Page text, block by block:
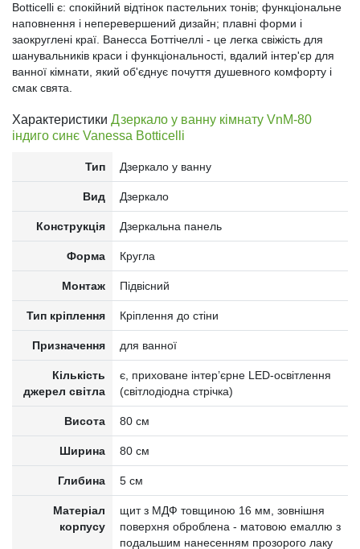
Botticelli є: спокійний відтінок пастельних тонів; функціональне
наповнення і неперевершений дизайн; плавні форми і
заокруглені краї. Ванесса Боттічеллі - це легка свіжість для
шанувальників краси і функціональності, вдалий інтер'єр для
ванної кімнати, який об'єднує почуття душевного комфорту і
смак свята.
Характеристики Дзеркало у ванну кімнату VnM-80
індиго синє Vanessa Botticelli
Тип Дзеркало у ванну
Вид Дзеркало
Конструкція Дзеркальна панель
Форма Кругла
Монтаж Підвісний
Тип кріплення Кріплення до стіни
Призначення для ванної
Кількість
джерел світла
є, приховане інтер’єрне LED-освітлення
(світлодіодна стрічка)
Висота 80 см
Ширина 80 см
Глибина 5 см
Матеріал
корпусу
щит з МДФ товщиною 16 мм, зовнішня
поверхня оброблена - матовою емаллю з
подальшим нанесенням прозорого лаку